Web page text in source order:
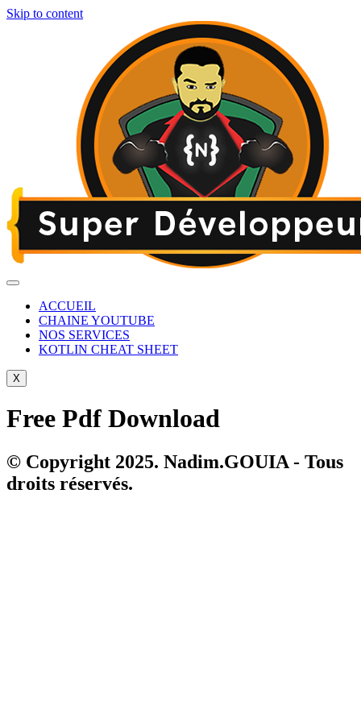
Skip to content
ACCUEIL
CHAINE YOUTUBE
NOS SERVICES
KOTLIN CHEAT SHEET
X
Free Pdf Download
© Copyright 2025. Nadim.GOUIA - Tous
droits réservés.